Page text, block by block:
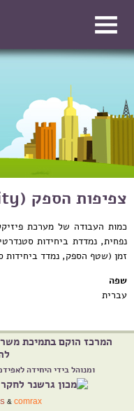
צפיפות הספק (Power Density)
כמות העבודה של מערכת
נפחית, נמדדת ביחידות
זמן (שטף הספק, נמדד ביחידות
שפה
עברית
המרכז הוקם בתמיכת
ומנוהל בידי היחידה
&comrax